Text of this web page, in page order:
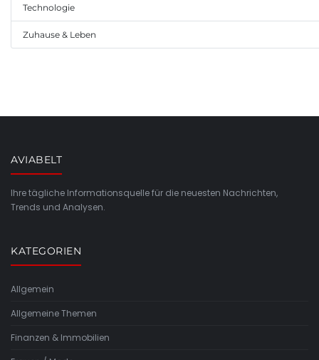
Technologie
Zuhause & Leben
AVIABELT
Ihre tägliche Informationsquelle für die neuesten Nachrichten,
Trends und Analysen.
KATEGORIEN
Allgemein
Allgemeine Themen
Finanzen & Immobilien